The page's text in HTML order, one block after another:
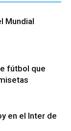
Mundial
fútbol que
en el Inter de